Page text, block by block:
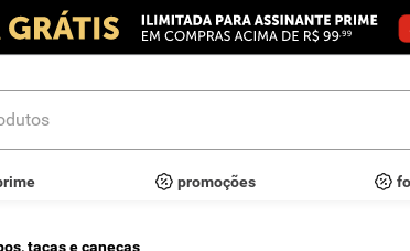
promoções
taças e canecas